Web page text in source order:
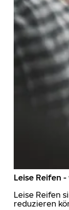
Leise Reifen
Leise Reifen
reduzieren